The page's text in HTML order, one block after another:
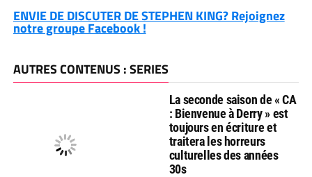
ENVIE DE DISCUTER DE STEPHEN KING? Rejoignez
notre groupe Facebook !
AUTRES CONTENUS : SERIES
La seconde saison de « CA
: Bienvenue à Derry » est
toujours en écriture et
traitera les horreurs
culturelles des années
30s